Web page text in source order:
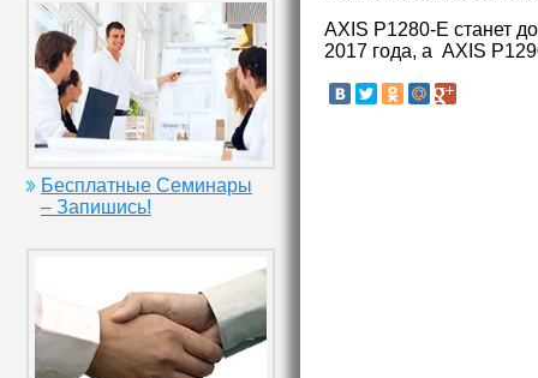
Бесплатные Семинары
– Запишись!
AXIS P1280-E станет
2017 года, а AXIS